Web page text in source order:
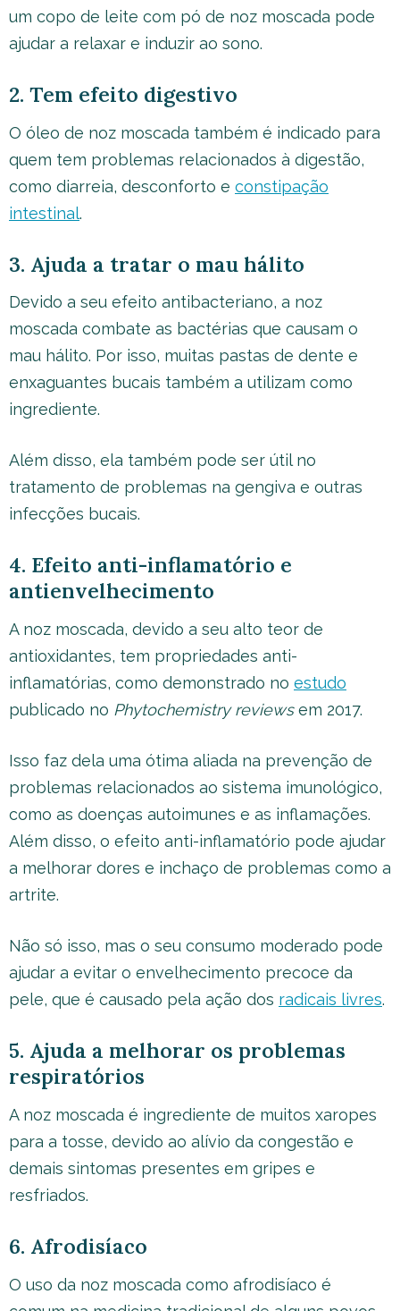
um copo de leite com pó de noz moscada pode
ajudar a relaxar e induzir ao sono.
2. Tem efeito digestivo
O óleo de noz moscada também é indicado para
quem tem problemas relacionados à digestão,
como diarreia, desconforto e constipação
intestinal.
3. Ajuda a tratar o mau hálito
Devido a seu efeito antibacteriano, a noz
moscada combate as bactérias que causam o
mau hálito. Por isso, muitas pastas de dente e
enxaguantes bucais também a utilizam como
ingrediente.
Além disso, ela também pode ser útil no
tratamento de problemas na gengiva e outras
infecções bucais.
4. Efeito anti-inflamatório e
antienvelhecimento
A noz moscada, devido a seu alto teor de
antioxidantes, tem propriedades anti-
inflamatórias, como demonstrado no estudo
publicado no Phytochemistry reviewsem 2017.
Isso faz dela uma ótima aliada na prevenção de
problemas relacionados ao sistema imunológico,
como as doenças autoimunes e as inflamações.
Além disso, o efeito anti-inflamatório pode ajudar
a melhorar dores e inchaço de problemas como a
artrite.
Não só isso, mas o seu consumo moderado pode
ajudar a evitar o envelhecimento precoce da
pele, que é causado pela ação dos radicais livres.
5. Ajuda a melhorar os problemas
respiratórios
A noz moscada é ingrediente de muitos xaropes
para a tosse, devido ao alívio da congestão e
demais sintomas presentes em gripes e
resfriados.
6. Afrodisíaco
O uso da noz moscada como afrodisíaco é